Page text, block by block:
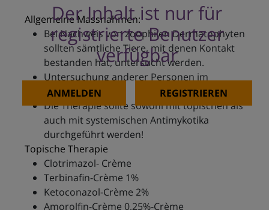
Der Inhalt ist nur für
registrierte Benutzer
verfügbar
ANMELDEN REGISTRIEREN
Allgemeine Massnahmen:
Bei Nachweis von zoophilen Dermatophyten
sollten sämtliche Tiere, mit denen Kontakt
bestanden hat, untersucht werden.
Untersuchung anderer Personen im
Haushalt.
Die Therapie sollte sowohl mit topischen als
auch mit systemischen Antimykotika
durchgeführt werden!
Topische Therapie
Clotrimazol- Crème
Terbinafin-Crème 1%
Ketoconazol-Crème 2%
Amorolfin-Crème 0,25%-Crème